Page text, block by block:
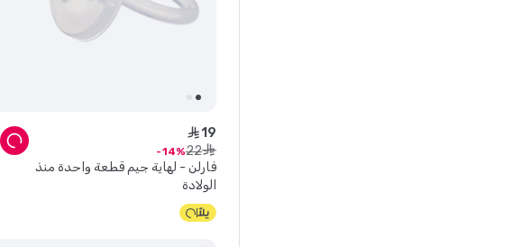
فارلن - لهاية جيم قطعة واحدة منذ
الولادة
ê 19
ê
22
14